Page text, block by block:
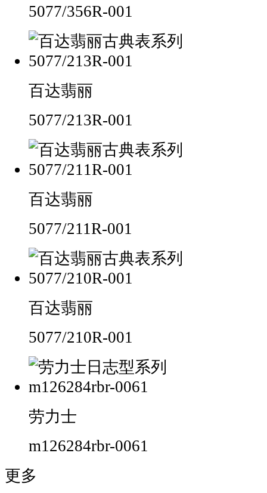
5077/356R-001
百达翡丽
5077/213R-001
百达翡丽
5077/211R-001
百达翡丽
5077/210R-001
劳力士
m126284rbr-0061
更多